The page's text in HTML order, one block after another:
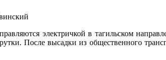
электричкой в тагильском
После высадки из общественного